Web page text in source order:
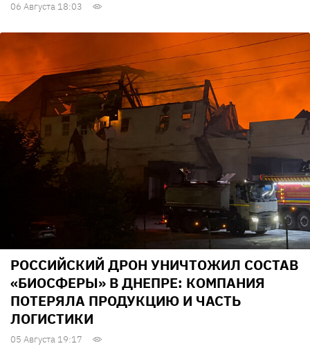
06 Августа 18:03
РОССИЙСКИЙ ДРОН УНИЧТОЖИЛ СОСТАВ
«БИОСФЕРЫ» В ДНЕПРЕ: КОМПАНИЯ
ПОТЕРЯЛА ПРОДУКЦИЮ И ЧАСТЬ
ЛОГИСТИКИ
05 Августа 19:17